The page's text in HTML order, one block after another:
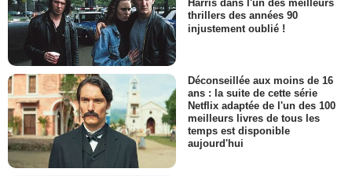
Harris dans l'un des meilleurs
thrillers des années 90
injustement oublié !
Déconseillée aux moins de 16
ans : la suite de cette série
Netflix adaptée de l'un des 100
meilleurs livres de tous les
temps est disponible
aujourd'hui